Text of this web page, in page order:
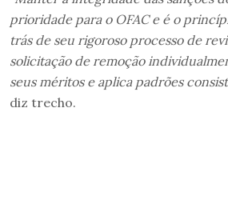
prioridade para o OFAC e é o
trás de seu rigoroso processo de
solicitação de remoção
seus méritos e aplica padrões
diz trecho.